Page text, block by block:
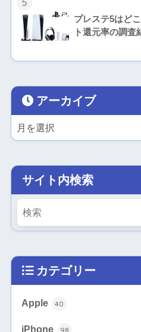
プレステ5はど
ト還元率の調査
アーカイブ
サイト内検索
カテゴリー
Apple 40
iPhone 98